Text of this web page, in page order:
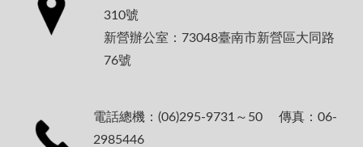
310號
新營辦公室：73048臺南市新營區大同路
76號
電話總機：(06)295-9731～50 傳真：06-
2985446